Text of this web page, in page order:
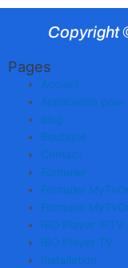
Copyright
Pages
Accueil
Application pour
blog
Boutique
Contact
Formuler
Formuler
Formuler
IBO Player IPTV
IBO Player TV
Installation